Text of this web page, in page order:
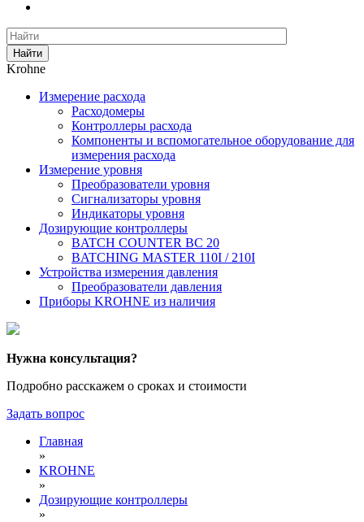
Найти
Krohne
Измерение расхода
Расходомеры
Контроллеры расхода
Компоненты и вспомогательное оборудование для
измерения расхода
Измерение уровня
Преобразователи уровня
Сигнализаторы уровня
Индикаторы уровня
Дозирующие контроллеры
BATCH COUNTER BC 20
BATCHING MASTER 110I / 210I
Устройства измерения давления
Преобразователи давления
Приборы KROHNE из наличия
Нужна консультация?
Подробно расскажем о сроках и стоимости
Задать вопрос
Главная
»
KROHNE
»
Дозирующие контроллеры
»